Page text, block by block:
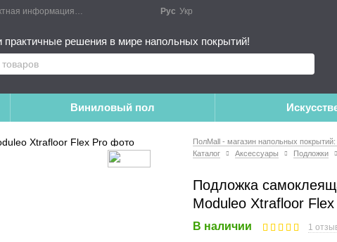
информация Публичный договор
Рус Укр
решения в мире напольных покрытий!
Виниловый пол
ПолMall - магазин напольных
Каталог
Аксессуары Подложки
Подложка
Moduleo Xtrafloor
В наличии 1